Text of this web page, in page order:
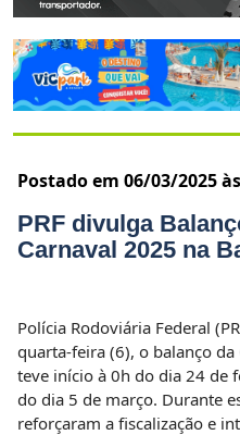
Postado em 06/03/2025
PRF divulga
Carnaval 2025 na
Polícia Rodoviária Federal
quarta-feira (6), o balanço
teve início à 0h do dia 24 de
do dia 5 de março. Durante
reforçaram a fiscalização e